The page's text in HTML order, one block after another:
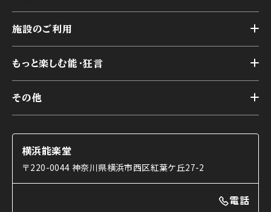
横浜能楽堂が取り組んだ事業
能舞台の歴史と特徴
様々なお客様に向けて
本舞台座席
交通アクセス
アーカイブ
施設のご利用
第二舞台
研修室
楽屋
ご利用の流れ
利用料金表
もっと楽しむ能・狂言
能舞台と演じ手
使用する道具
能・狂言の曲目説明
その他
コラム
OTABISHO
横浜能楽堂
〒220-0044 神奈川県横浜市西区紅葉ケ丘27-2
電話